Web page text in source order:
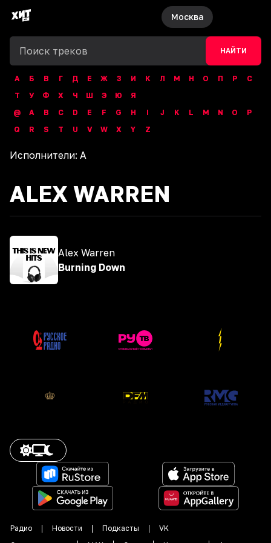
Москва
НАЙТИ
А Б В Г Д Е Ж З И К Л М Н О П Р
С
Т
У Ф Х Ч Ш Э Ю
Я
@
A B C D E F G H I J K L M N O
P
Q
R S T U V W X Y Z
Исполнители: A
ALEX WARREN
Alex Warren
Burning Down
Радио Новости Подкасты
VK